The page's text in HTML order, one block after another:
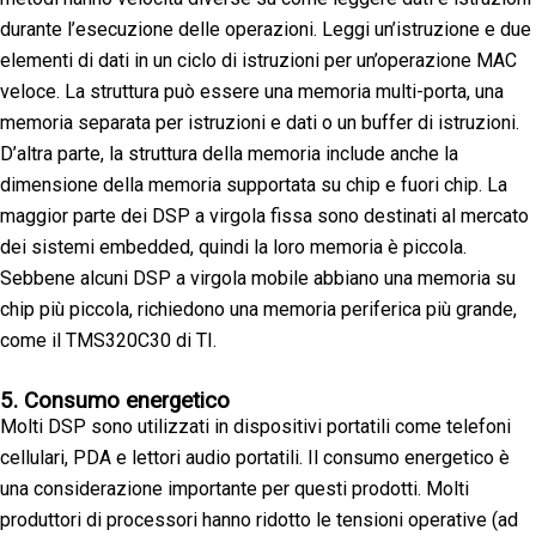
durante l’esecuzione delle operazioni. Leggi un’istruzione e due
elementi di dati in un ciclo di istruzioni per un’operazione MAC
veloce. La struttura può essere una memoria multi-porta, una
memoria separata per istruzioni e dati o un buffer di istruzioni.
D’altra parte, la struttura della memoria include anche la
dimensione della memoria supportata su chip e fuori chip. La
maggior parte dei DSP a virgola fissa sono destinati al mercato
dei sistemi embedded, quindi la loro memoria è piccola.
Sebbene alcuni DSP a virgola mobile abbiano una memoria su
chip più piccola, richiedono una memoria periferica più grande,
come il TMS320C30 di TI.
5. Consumo energetico
Molti DSP sono utilizzati in dispositivi portatili come telefoni
cellulari, PDA e lettori audio portatili. Il consumo energetico è
una considerazione importante per questi prodotti. Molti
produttori di processori hanno ridotto le tensioni operative (ad